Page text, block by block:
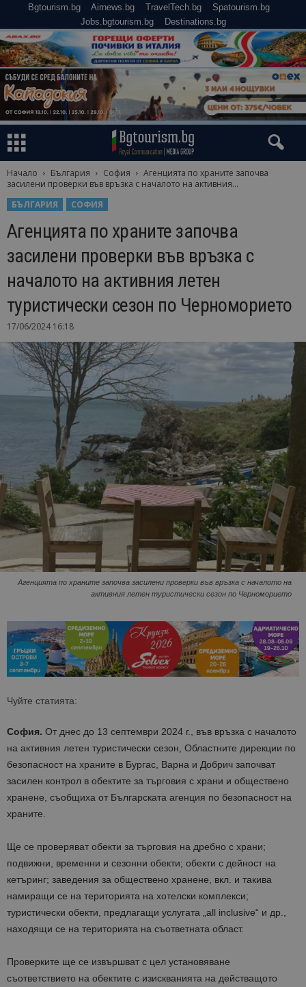
Bgtourism.bg Airnews.bg TravelTech.bg
Spatourism.bg
Jobs.bgtourism.bg
Destinations.bg
Начало България София
Агенцията по храните започва
засилени проверки във връзка с началото на активния...
БЪЛГАРИЯ
СОФИЯ
Агенцията по храните започва
засилени проверки във връзка с
началото на активния летен
туристически сезон по Черноморието
17/06/2024 16:18
Агенцията по храните започва засилени проверки във връзка с началото на
активния летен туристически сезон по Черноморието
Чуйте статията:
София. От днес до 13 септември 2024 г., във връзка с началото
на активния летен туристически сезон, Областните дирекции по
безопасност на храните в Бургас, Варна и Добрич започват
засилен контрол в обектите за търговия с храни и обществено
хранене, съобщиха от Българската агенция по безопасност на
храните.
Ще се проверяват обекти за търговия на дребно с храни;
подвижни, временни и сезонни обекти; обекти с дейност на
кетъринг; заведения за обществено хранене, вкл. и такива
намиращи се на територията на хотелски комплекси;
туристически обекти, предлагащи услугата „all inclusive“ и др.,
находящи се на територията на съответната област.
Проверките ще се извършват с цел установяване
съответствието на обектите с изискванията на действащото